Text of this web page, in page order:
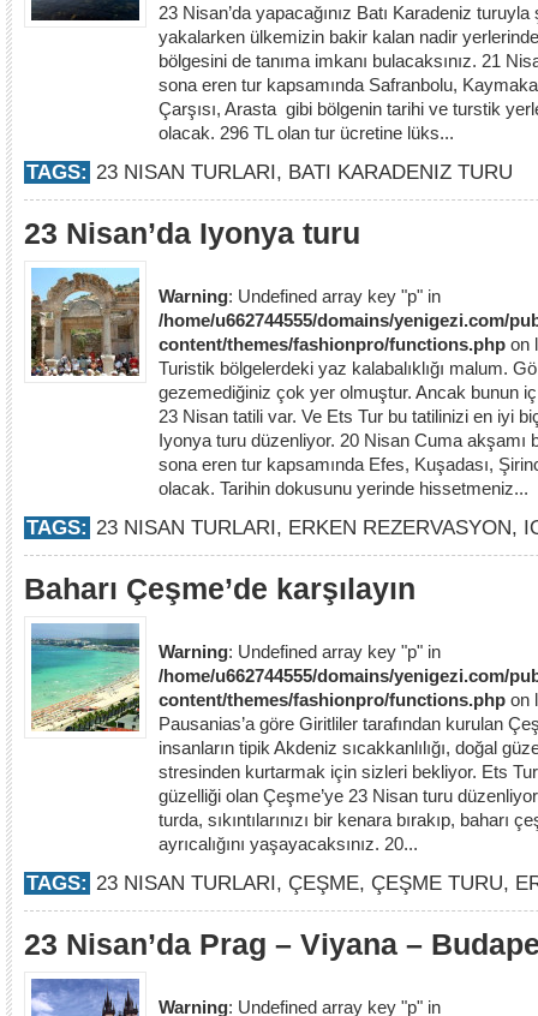
23 Nisan’da yapacağınız Batı Karadeniz
yakalarken ülkemizin bakir kalan nadir
bölgesini de tanıma imkanı bulacaksınız. 21
sona eren tur kapsamında Safranbolu,
Çarşısı, Arasta gibi bölgenin tarihi ve turstik
olacak. 296 TL olan tur ücretine lüks...
TAGS: 23 NISAN TURLARI, BATI KARADENIZ TURU
23 Nisan’da Iyonya turu
Warning: Undefined array key "p" in
/home/u662744555/domains/yenigezi.com/
content/themes/fashionpro/functions.php on
Turistik bölgelerdeki yaz kalabalıklığı malum.
gezemediğiniz çok yer olmuştur. Ancak bunun
23 Nisan tatili var. Ve Ets Tur bu tatilinizi en iyi
Iyonya turu düzenliyor. 20 Nisan Cuma akşamı
sona eren tur kapsamında Efes, Kuşadası,
olacak. Tarihin dokusunu yerinde hissetmeniz...
TAGS: 23 NISAN TURLARI, ERKEN REZERVASYON,
Baharı Çeşme’de karşılayın
Warning: Undefined array key "p" in
/home/u662744555/domains/yenigezi.com/
content/themes/fashionpro/functions.php on
Pausanias’a göre Giritliler tarafından kurulan
insanların tipik Akdeniz sıcakkanlılığı, doğal
stresinden kurtarmak için sizleri bekliyor. Ets
güzelliği olan Çeşme’ye 23 Nisan turu
turda, sıkıntılarınızı bir kenara bırakıp, baharı
ayrıcalığını yaşayacaksınız. 20...
TAGS: 23 NISAN TURLARI, ÇEŞME, ÇEŞME TURU,
23 Nisan’da Prag – Viyana –
Warning: Undefined array key "p" in